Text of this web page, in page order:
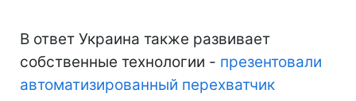
В ответ Украина также развивает
собственные технологии - презентовали
автоматизированный перехватчик